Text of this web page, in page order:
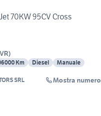
70KW 95CV Cross
VR)
Km Diesel
Manuale
SRL Mostra numero